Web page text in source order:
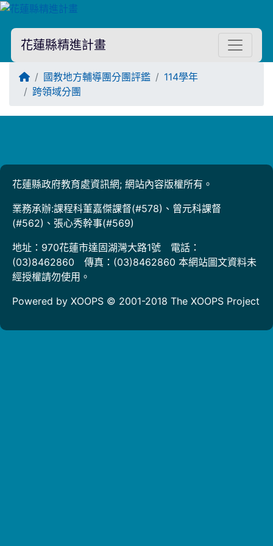
花蓮縣精進計畫
回首頁國教地方輔導團分團評鑑
114學年
跨領域分團
花蓮縣政府教育處資訊網; 網站內容版權所有。
業務承辦:課程科董嘉傑課督(#578)、曾元科課督
(#562)、張心秀幹事(#569)
地址：970花蓮市達固湖灣大路1號 電話：
(03)8462860 傳真：(03)8462860 本網站圖文資料未
經授權請勿使用。
Powered by XOOPS © 2001-2018 The XOOPS Project